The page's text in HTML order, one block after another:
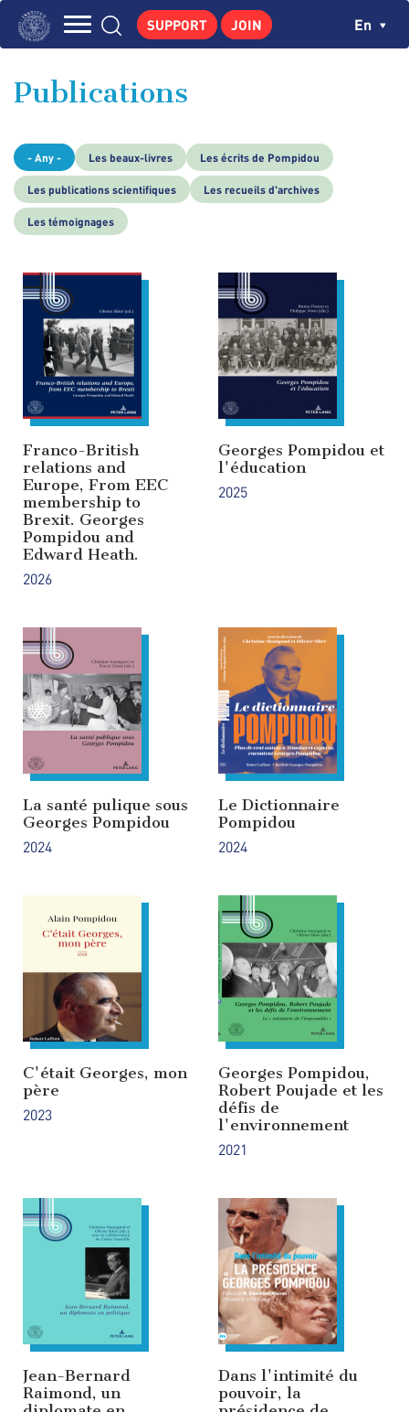
Skip
principale
GEORGES POMPIDOU
PUBLICATIONS
NEWS
PEDAGOGICAL AREA
SUPPORT JOIN En
Publications
- Any - Les beaux-livres Les écrits de Pompidou
Les publications scientifiques Les recueils d'archives
Les témoignages
Franco-British
relations and
Europe, From EEC
membership to
Brexit. Georges
Pompidou and
Edward Heath.
2026
Georges Pompidou et
l'éducation
2025
La santé pulique sous
Georges Pompidou
2024
Le Dictionnaire
Pompidou
2024
C'était Georges, mon
père
2023
Georges Pompidou,
Robert Poujade et les
défis de
l'environnement
2021
Jean-Bernard
Raimond, un
Dans l'intimité du
pouvoir, la
Cookies management panel